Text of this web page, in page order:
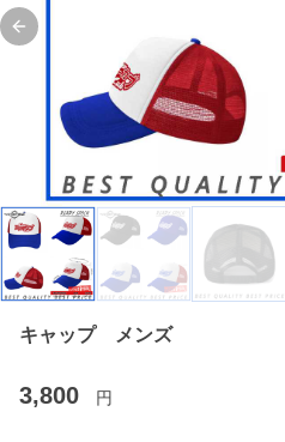
Previous slide
キャップ メンズ
3,800 円